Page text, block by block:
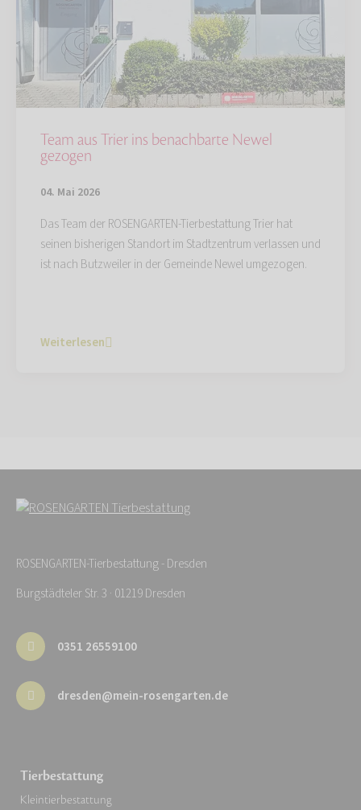
Team aus Trier ins benachbarte Newel
gezogen
04. Mai 2026
Das Team der ROSENGARTEN-Tierbestattung Trier hat
seinen bisherigen Standort im Stadtzentrum verlassen und
ist nach Butzweiler in der Gemeinde Newel umgezogen.
Weiterlesen
ROSENGARTEN-Tierbestattung - Dresden
Burgstädteler Str. 3 · 01219 Dresden
0351 26559100
dresden@mein-rosengarten.de
Tierbestattung
Kleintierbestattung